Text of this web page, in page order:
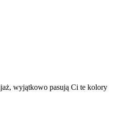
wyjątkowo pasują Ci te kolory